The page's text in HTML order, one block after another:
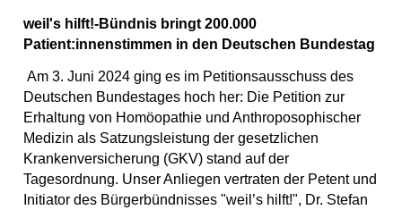
weil's hilft!-Bündnis bringt 200.000
Patient:innenstimmen in den Deutschen Bundestag
Am 3. Juni 2024 ging es im Petitionsausschuss des
Deutschen Bundestages hoch her: Die Petition zur
Erhaltung von Homöopathie und Anthroposophischer
Medizin als Satzungsleistung der gesetzlichen
Krankenversicherung (GKV) stand auf der
Tagesordnung. Unser Anliegen vertraten der Petent und
Initiator des Bürgerbündnisses "weil’s hilft!", Dr. Stefan